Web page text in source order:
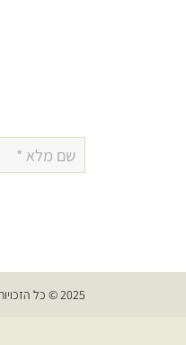
2025 © כל הזכויות שמורות. זהר בדשא |